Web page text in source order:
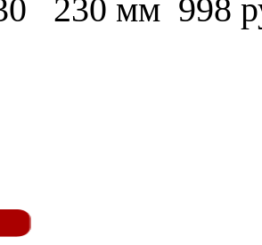
230 мм 998